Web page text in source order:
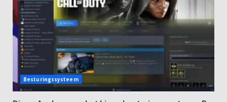
Besturingssysteem